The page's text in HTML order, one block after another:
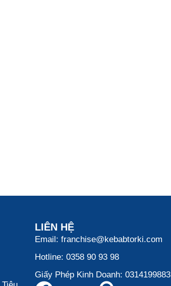
LIÊN HỆ
Email: franchise@kebabtorki.com
Hotline: 0358 90 93 98
Giấy Phép Kinh Doanh: 0314199883